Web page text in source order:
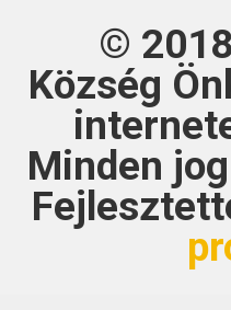
© 2018
Község
Minden